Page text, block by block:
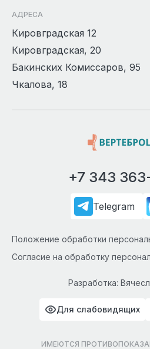
АДРЕСА
Кировградская 12
Кировградская, 20
Бакинских Комиссаров, 95
Чкалова, 18
+7 343
Telegram
Положение обработки
Согласие на обработку
Разработка:
Для слабовидящих
ИМЕЮТСЯ